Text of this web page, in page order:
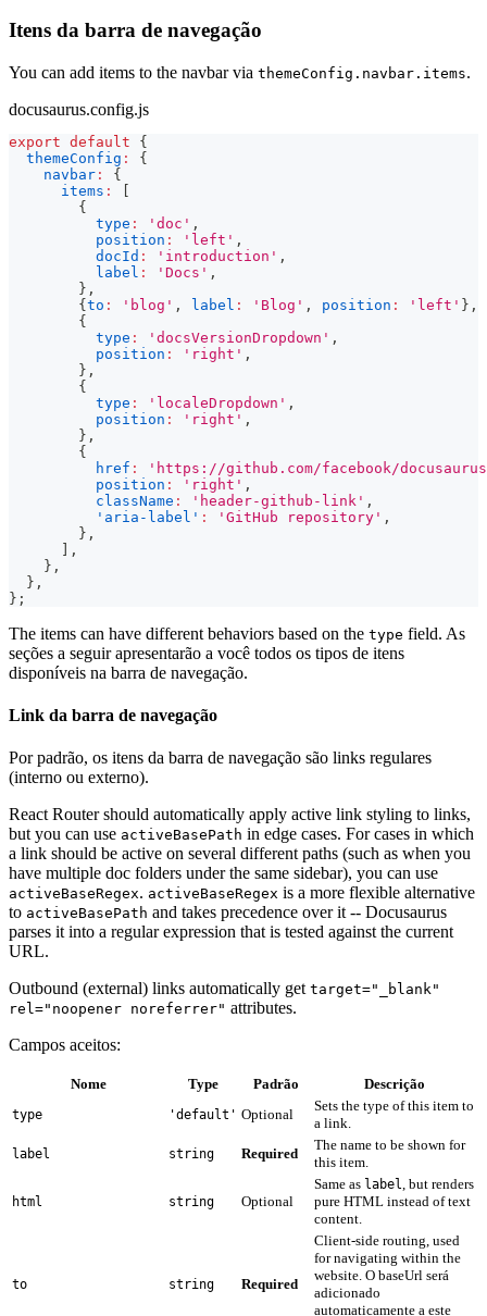
Itens da barra de navegação
You can add items to the navbar via themeConfig.navbar.items.
docusaurus.config.js
export default
{
themeConfig :
{
navbar :
{
items :
[
{
type : 'doc' ,
position : 'left' ,
docId : 'introduction' ,
label : 'Docs' ,
} ,
{to : 'blog' , label : 'Blog' , position : 'left' } ,
{
type : 'docsVersionDropdown' ,
position : 'right' ,
} ,
{
type : 'localeDropdown' ,
position : 'right' ,
} ,
{
href :
'https://github.com/facebook/
position : 'right' ,
className : 'header-github-link' ,
'aria-label' : 'GitHub repository' ,
} ,
] ,
} ,
} ,
} ;
The items can have different behaviors based on the type field. As
seções a seguir apresentarão a você todos os tipos de itens
disponíveis na barra de navegação.
Link da barra de navegação
Por padrão, os itens da barra de navegação são links regulares
(interno ou externo).
React Router should automatically apply active link styling to links,
but you can use activeBasePath in edge cases. For cases in which
a link should be active on several different paths (such as when you
have multiple doc folders under the same sidebar), you can use
activeBaseRegex. activeBaseRegex is a more flexible alternative
to activeBasePath and takes precedence over it -- Docusaurus
parses it into a regular expression that is tested against the current
URL.
Outbound (external) links automatically get target="_blank"
rel="noopener noreferrer" attributes.
Campos aceitos:
Nome Type Padrão Descrição
type 'default' Optional
Sets the type of this item to
a link.
label string Required
The name to be shown for
this item.
html string Optional
Same as label, but renders
pure HTML instead of text
content.
to string Required
Client-side routing, used
for navigating within the
website. O baseUrl será
adicionado
automaticamente a este